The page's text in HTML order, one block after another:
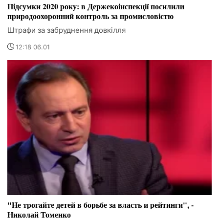
Підсумки 2020 року: в Держекоінспекції посилили
природоохоронний контроль за промисловістю
Штрафи за забруднення довкілля
12:18 06.01
"Не трогайте детей в борьбе за власть и рейтинги", -
Николай Томенко